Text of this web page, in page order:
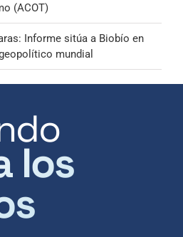
(ACOT)
Informe sitúa a Biobío en
mundial
los